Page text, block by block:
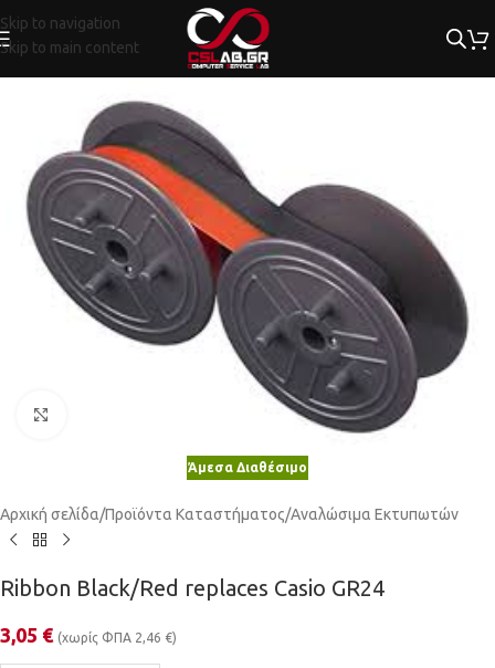
Skip to navigation
Skip to main content
Άμεσα Διαθέσιμο
Αρχική σελίδα/Προϊόντα Καταστήματος/Αναλώσιμα Εκτυπωτών
Ribbon Black/Red replaces Casio GR24
3,05 € (χωρίς ΦΠΑ 2,46 €)